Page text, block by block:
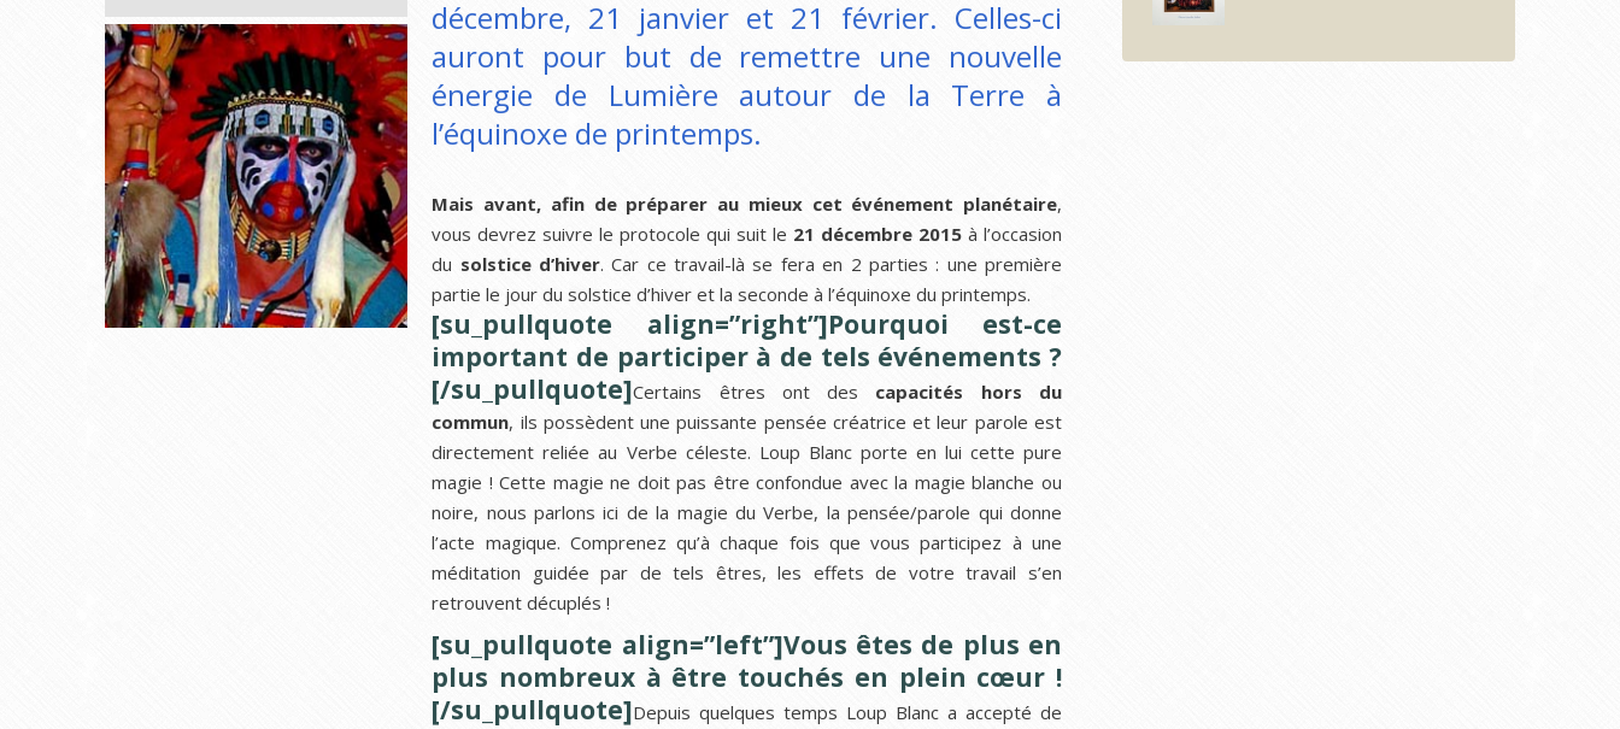
décembre, 21 janvier et 21 février. Celles-ci
auront pour but de remettre une nouvelle
énergie de Lumière autour de la Terre à
l’équinoxe de printemps.
Mais avant, afin de préparer au mieux cet événement planétaire,
vous devrez suivre le protocole qui suit le 21 décembre 2015 à l’occasion
du solstice d’hiver. Car ce travail-là se fera en 2 parties : une première
partie le jour du solstice d’hiver et la seconde à l’équinoxe du printemps.
[su_pullquote align=”right”]Pourquoi est-ce
important de participer à de tels événements ?
[/su_pullquote]Certains êtres ont des capacités hors du
commun, ils possèdent une puissante pensée créatrice et leur parole est
directement reliée au Verbe céleste. Loup Blanc porte en lui cette pure
magie ! Cette magie ne doit pas être confondue avec la magie blanche ou
noire, nous parlons ici de la magie du Verbe, la pensée/parole qui donne
l’acte magique. Comprenez qu’à chaque fois que vous participez à une
méditation guidée par de tels êtres, les effets de votre travail s’en
retrouvent décuplés !
[su_pullquote align=”left”]Vous êtes de plus en
plus nombreux à être touchés en plein cœur !
[/su_pullquote]Depuis quelques temps Loup Blanc a accepté de